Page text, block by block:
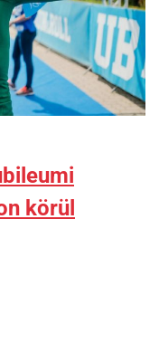
körül